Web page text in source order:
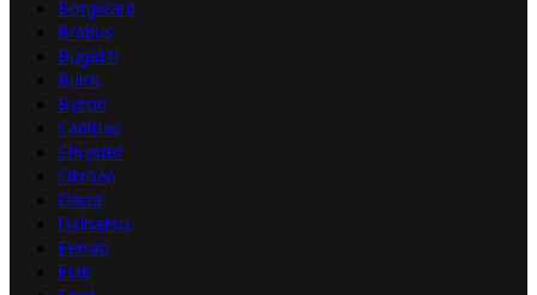
Borgward
Brabus
Bugatti
Buick
Byton
Cadillac
Chrysler
Citroën
Dacia
Daihatsu
Ferrari
Fiat